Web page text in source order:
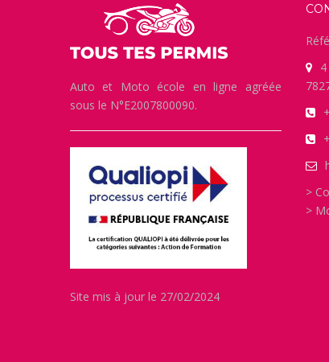
Auto et Moto école en ligne agréée
sous le N°E2007800090.
Site mis à jour le 27/02/2024
>
>